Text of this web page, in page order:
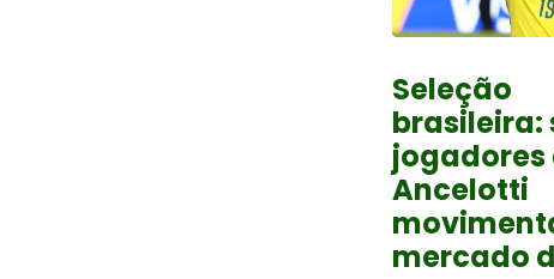
Seleção
brasileira:
jogadores
Ancelotti
mercado